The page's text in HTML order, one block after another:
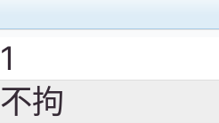
1
不拘